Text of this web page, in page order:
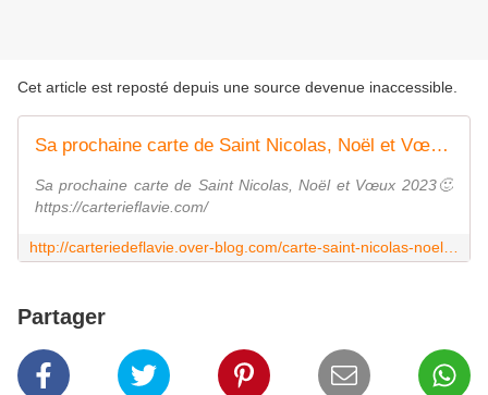
Cet article est reposté depuis une source devenue inaccessible.
Sa prochaine carte de Saint Nicolas, Noël et Vœux 2023🙂
Sa prochaine carte de Saint Nicolas, Noël et Vœux 2023🙂
https://carterieflavie.com/
Partager